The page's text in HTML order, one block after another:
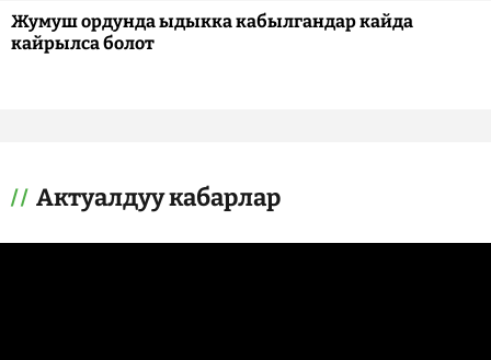
Жумуш ордунда ыдыкка кабылгандар кайда
кайрылса болот
Актуалдуу кабарлар